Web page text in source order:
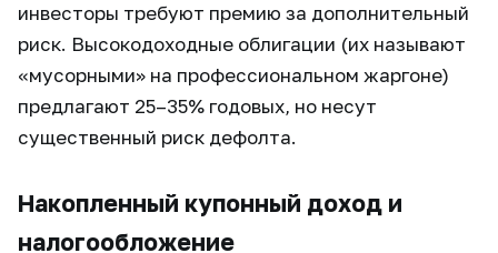
инвесторы требуют премию за дополнительный
риск. Высокодоходные облигации (их называют
«мусорными» на профессиональном жаргоне)
предлагают 25–35% годовых, но несут
существенный риск дефолта.
Накопленный купонный доход и
налогообложение